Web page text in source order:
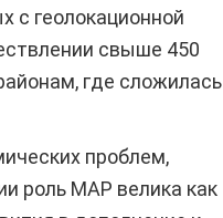
с геолокационной
свыше 450
где сложилась
проблем,
роль МАР велика как